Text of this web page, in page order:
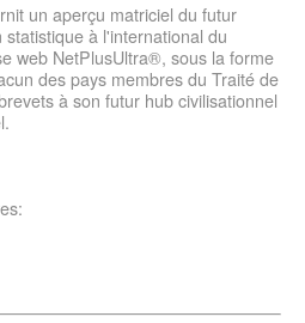
un aperçu matriciel du futur
statistique à l'international du
web NetPlusUltra®, sous la forme
des pays membres du Traité de
à son futur hub civilisationnel